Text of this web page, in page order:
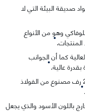
صديقة البيئة التي لا
وهو من الأنواع
كما أن الجوانب
عالية.
أفضل ثلاجة عرض مياه حيث أنها تحتوي على 2 رف مصنوع من الفولاذ
باللون الأسود والذي يجعل